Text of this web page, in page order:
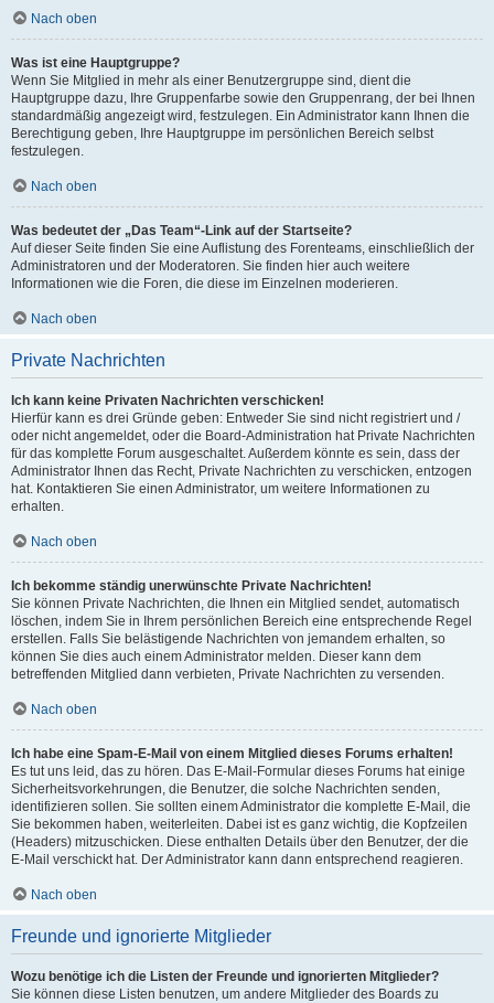
Nach oben
Was ist eine Hauptgruppe?
Wenn Sie Mitglied in mehr als einer Benutzergruppe sind, dient die
Hauptgruppe dazu, Ihre Gruppenfarbe sowie den Gruppenrang, der bei Ihnen
standardmäßig angezeigt wird, festzulegen. Ein Administrator kann Ihnen die
Berechtigung geben, Ihre Hauptgruppe im persönlichen Bereich selbst
festzulegen.
Nach oben
Was bedeutet der „Das Team“-Link auf der Startseite?
Auf dieser Seite finden Sie eine Auflistung des Forenteams, einschließlich der
Administratoren und der Moderatoren. Sie finden hier auch weitere
Informationen wie die Foren, die diese im Einzelnen moderieren.
Nach oben
Private Nachrichten
Ich kann keine Privaten Nachrichten verschicken!
Hierfür kann es drei Gründe geben: Entweder Sie sind nicht registriert und /
oder nicht angemeldet, oder die Board-Administration hat Private Nachrichten
für das komplette Forum ausgeschaltet. Außerdem könnte es sein, dass der
Administrator Ihnen das Recht, Private Nachrichten zu verschicken, entzogen
hat. Kontaktieren Sie einen Administrator, um weitere Informationen zu
erhalten.
Nach oben
Ich bekomme ständig unerwünschte Private Nachrichten!
Sie können Private Nachrichten, die Ihnen ein Mitglied sendet, automatisch
löschen, indem Sie in Ihrem persönlichen Bereich eine entsprechende Regel
erstellen. Falls Sie belästigende Nachrichten von jemandem erhalten, so
können Sie dies auch einem Administrator melden. Dieser kann dem
betreffenden Mitglied dann verbieten, Private Nachrichten zu versenden.
Nach oben
Ich habe eine Spam-E-Mail von einem Mitglied dieses Forums erhalten!
Es tut uns leid, das zu hören. Das E-Mail-Formular dieses Forums hat einige
Sicherheitsvorkehrungen, die Benutzer, die solche Nachrichten senden,
identifizieren sollen. Sie sollten einem Administrator die komplette E-Mail, die
Sie bekommen haben, weiterleiten. Dabei ist es ganz wichtig, die Kopfzeilen
(Headers) mitzuschicken. Diese enthalten Details über den Benutzer, der die
E-Mail verschickt hat. Der Administrator kann dann entsprechend reagieren.
Nach oben
Freunde und ignorierte Mitglieder
Wozu benötige ich die Listen der Freunde und ignorierten Mitglieder?
Sie können diese Listen benutzen, um andere Mitglieder des Boards zu